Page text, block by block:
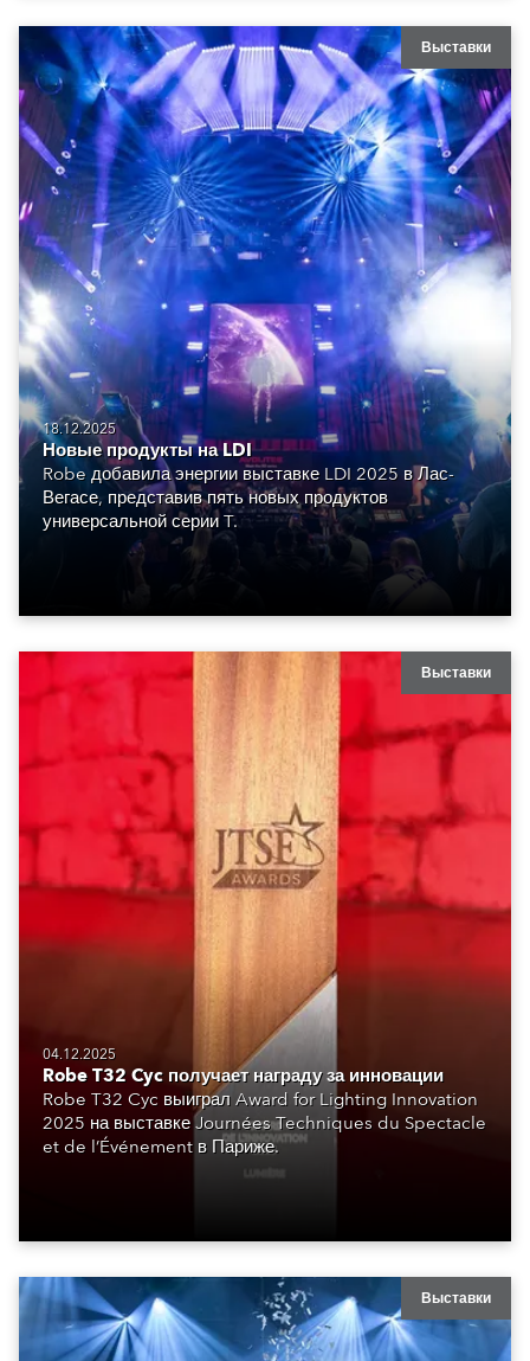
Выставки
18.12.2025
Новые продукты на LDI
Robe добавила энергии выставке LDI 2025 в Лас-
Вегасе, представив пять новых продуктов
универсальной серии T.
Выставки
04.12.2025
Robe T32 Cyc получает награду за инновации
Robe T32 Cyc выиграл Award for Lighting Innovation
2025 на выставке Journées Techniques du Spectacle
et de l’Événement в Париже.
Выставки